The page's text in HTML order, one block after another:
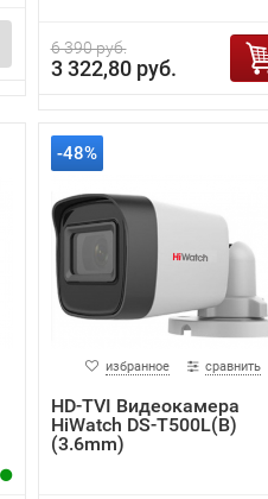
6 390 руб.
3 322,80 руб.
-48%
избранное сравнить
HD-TVI Видеокамера
HiWatch DS-T500L(B)
(3.6mm)